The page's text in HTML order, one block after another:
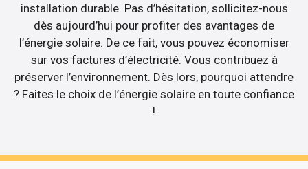
installation durable. Pas d’hésitation, sollicitez-nous
dès aujourd’hui pour profiter des avantages de
l’énergie solaire. De ce fait, vous pouvez économiser
sur vos factures d’électricité. Vous contribuez à
préserver l’environnement. Dès lors, pourquoi attendre
? Faites le choix de l’énergie solaire en toute confiance
!